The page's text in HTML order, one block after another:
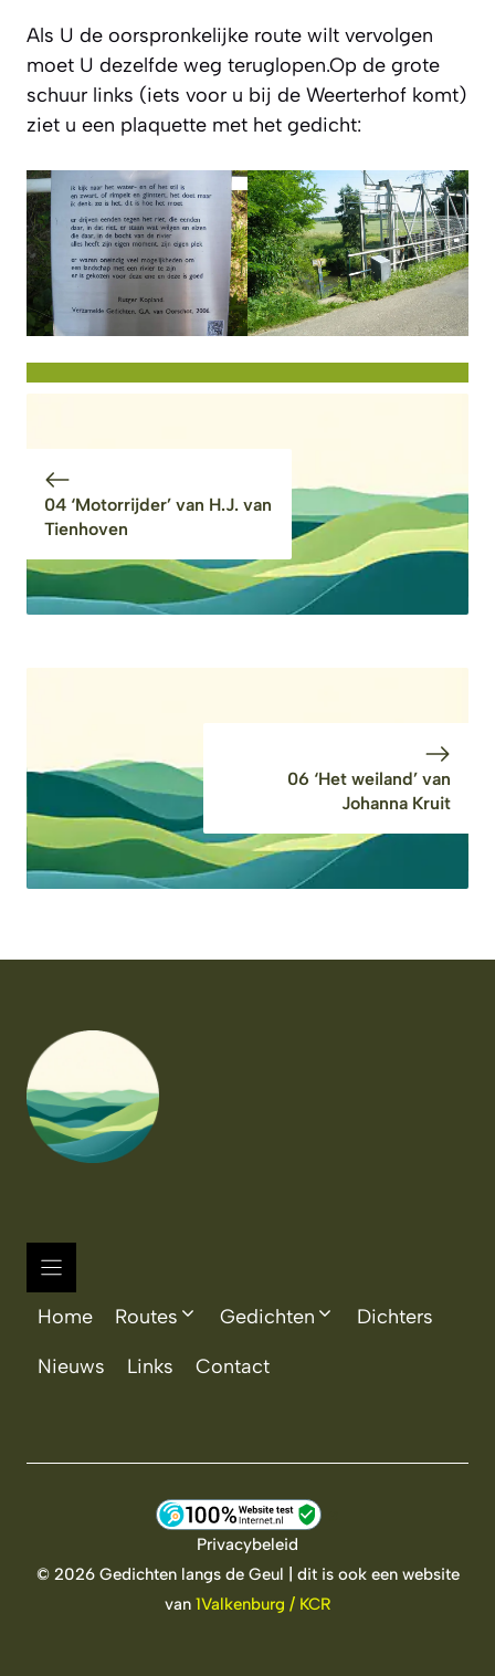
Als U de oorspronkelijke route wilt vervolgen
moet U dezelfde weg teruglopen.Op de grote
schuur links (iets voor u bij de Weerterhof komt)
ziet u een plaquette met het gedicht:
04 ‘Motorrijder’ van H.J. van
Tienhoven
06 ‘Het weiland’ van
Johanna Kruit
Home Routes Gedichten Dichters
Nieuws Links Contact
© 2026 Gedichten langs de Geul | dit is ook een website
van 1Valkenburg / KCR
Privacybeleid